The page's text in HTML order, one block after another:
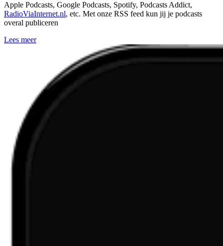
Apple Podcasts, Google Podcasts, Spotify, Podcasts Addict,
RadioViaInternet.nl, etc. Met onze RSS feed kun jij je podcasts
overal publiceren
Lees meer